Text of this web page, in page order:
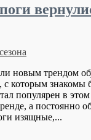
новым трендом
которым знакомы
популярен в
а постоянно
изящные,...